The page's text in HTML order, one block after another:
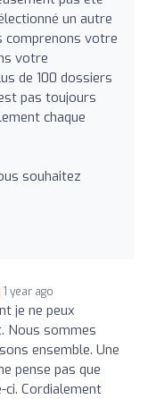
un autre
comprenons votre
votre
de 100 dossiers
pas toujours
chaque
souhaitez
1 year ago
je ne peux
Nous sommes
ensemble. Une
pense pas que
Cordialement